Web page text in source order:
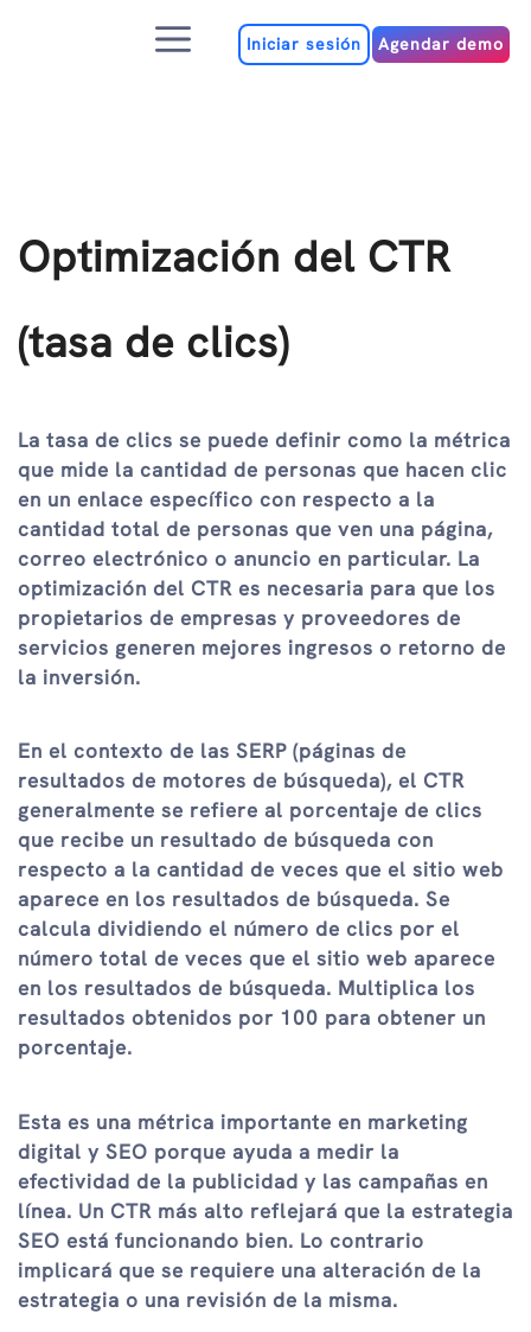
MenúIniciar sesión Agendar demo
Optimización del CTR
(tasa de clics)
La tasa de clics se puede definir como la métrica
que mide la cantidad de personas que hacen clic
en un enlace específico con respecto a la
cantidad total de personas que ven una página,
correo electrónico o anuncio en particular. La
optimización del CTR es necesaria para que los
propietarios de empresas y proveedores de
servicios generen mejores ingresos o retorno de
la inversión.
En el contexto de las SERP (páginas de
resultados de motores de búsqueda), el CTR
generalmente se refiere al porcentaje de clics
que recibe un resultado de búsqueda con
respecto a la cantidad de veces que el sitio web
aparece en los resultados de búsqueda. Se
calcula dividiendo el número de clics por el
número total de veces que el sitio web aparece
en los resultados de búsqueda. Multiplica los
resultados obtenidos por 100 para obtener un
porcentaje.
Esta es una métrica importante en marketing
digital y SEO porque ayuda a medir la
efectividad de la publicidad y las campañas en
línea. Un CTR más alto reflejará que la estrategia
SEO está funcionando bien. Lo contrario
implicará que se requiere una alteración de la
estrategia o una revisión de la misma.